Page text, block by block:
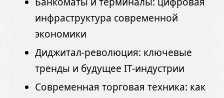
инфраструктура современной
экономики
Диджитал-революция: ключевые
тренды и будущее IT-индустрии
Современная торговая техника: как